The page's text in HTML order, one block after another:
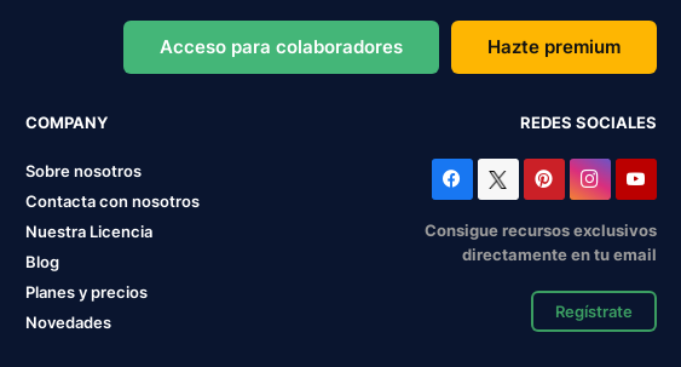
Acceso para colaboradores Hazte premium
COMPANY
Sobre nosotros
Contacta con nosotros
Nuestra Licencia
Blog
Planes y precios
Novedades
REDES SOCIALES
Consigue recursos exclusivos
directamente en tu email
Regístrate